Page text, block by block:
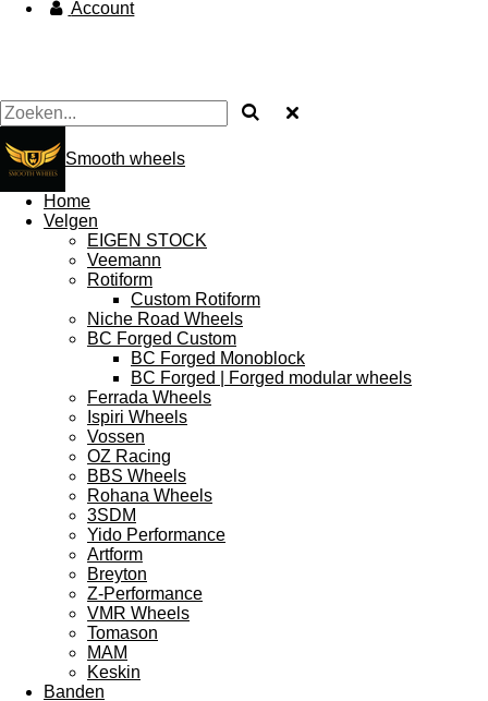
Account
Smooth wheels
Home
Velgen
EIGEN STOCK
Veemann
Rotiform
Custom Rotiform
Niche Road Wheels
BC Forged Custom
BC Forged Monoblock
BC Forged | Forged modular wheels
Ferrada Wheels
Ispiri Wheels
Vossen
OZ Racing
BBS Wheels
Rohana Wheels
3SDM
Yido Performance
Artform
Breyton
Z-Performance
VMR Wheels
Tomason
MAM
Keskin
Banden